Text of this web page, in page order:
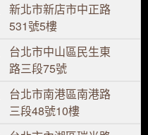
新北市新店市中正路
531號5樓
台北市中山區民生東
路三段75號
台北市南港區南港路
三段48號10樓